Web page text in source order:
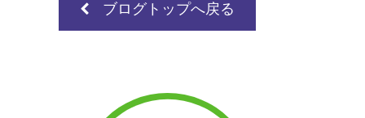
ブログトップへ戻る